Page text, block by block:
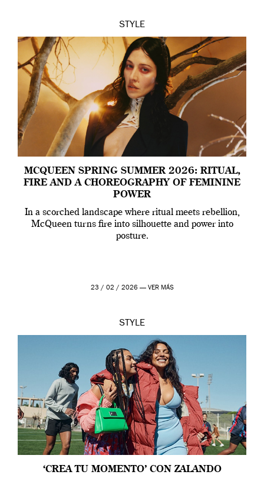
STYLE
MCQUEEN SPRING SUMMER 2026: RITUAL,
FIRE AND A CHOREOGRAPHY OF FEMININE
POWER
In a scorched landscape where ritual meets rebellion,
McQueen turns fire into silhouette and power into
posture.
23 / 02 / 2026 — VER MÁS
STYLE
‘CREA TU MOMENTO’ CON ZALANDO